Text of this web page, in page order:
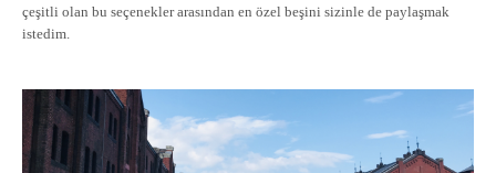
çeşitli olan bu seçenekler arasından en özel beşini sizinle de paylaşmak
istedim.